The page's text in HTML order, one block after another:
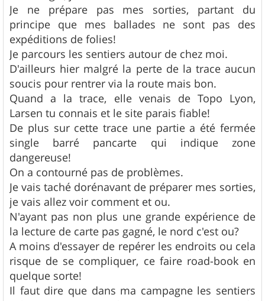
Je ne prépare pas mes sorties, partant du
principe que mes ballades ne sont pas des
expéditions de folies!
Je parcours les sentiers autour de chez moi.
D'ailleurs hier malgré la perte de la trace aucun
soucis pour rentrer via la route mais bon.
Quand a la trace, elle venais de Topo Lyon,
Larsen tu connais et le site parais fiable!
De plus sur cette trace une partie a été fermée
single barré pancarte qui indique zone
dangereuse!
On a contourné pas de problèmes.
Je vais taché dorénavant de préparer mes sorties,
je vais allez voir comment et ou.
N'ayant pas non plus une grande expérience de
la lecture de carte pas gagné, le nord c'est ou?
A moins d'essayer de repérer les endroits ou cela
risque de se compliquer, ce faire road-book en
quelque sorte!
Il faut dire que dans ma campagne les sentiers